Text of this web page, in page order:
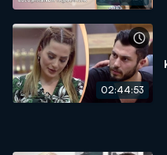
02:44:53